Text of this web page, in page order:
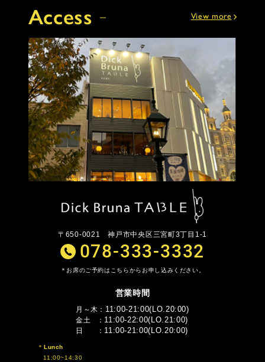
Access View more
〒650-0021神戸市中央区三宮町3丁目1-1
078-333-3332
お席のご予約はこちらからお申し込みください。
営業時間
月～木 11:00-21:00(LO.20:00)
金土 11:00-22:00(LO.21:00)
日 11:00-21:00(LO.20:00)
Lunch
11:00~14:30